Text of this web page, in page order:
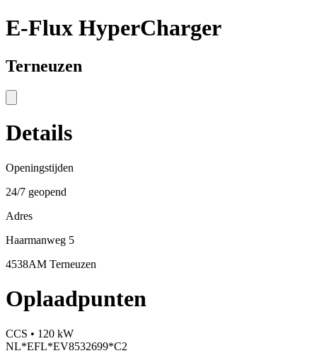
E-Flux HyperCharger
Terneuzen
Details
Openingstijden
24/7 geopend
Adres
Haarmanweg 5
4538AM Terneuzen
Oplaadpunten
CCS • 120 kW
NL*EFL*EV8532699*C2